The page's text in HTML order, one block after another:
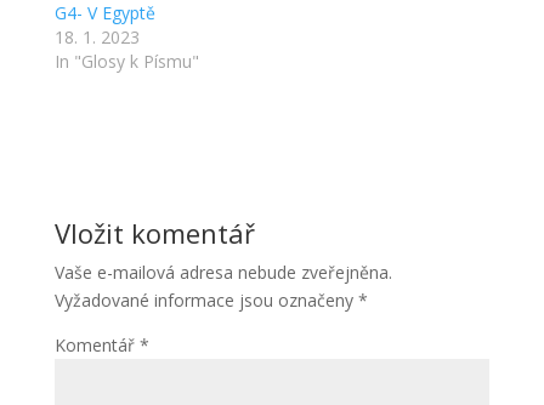
G4- V Egyptě
18. 1. 2023
In "Glosy k Písmu"
Vložit komentář
Vaše e-mailová adresa nebude zveřejněna.
Vyžadované informace jsou označeny *
Komentář *